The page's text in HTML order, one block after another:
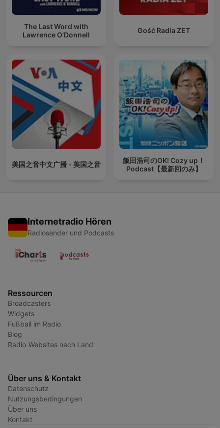
The Last Word with
Lawrence O’Donnell
Gość Radia ZET
美国之音中文广播 - 美国之音
飯田浩司のOK! Cozy up！
Podcast【最新回のみ】
Internetradio Hören
Radiosender und Podcasts
Ressourcen
Broadcasters
Widgets
Fußball im Radio
Blog
Radio-Websites nach Land
Über uns & Kontakt
Datenschutz
Nutzungsbedingungen
Über uns
Kontakt